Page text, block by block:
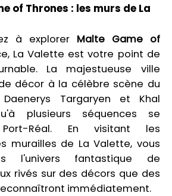
of Thrones : les murs de La
à explorer Malte Game of
La Valette est votre point de
La majestueuse ville
décor à la célèbre scène du
Targaryen et Khal
plusieurs séquences se
Réal. En visitant les
murailles de La Valette, vous
l'univers fantastique de
rivés sur des décors que des
immédiatement.